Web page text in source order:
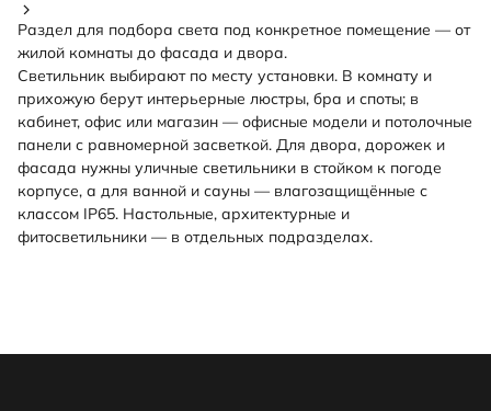
Раздел для подбора света под конкретное помещение — от
жилой комнаты до фасада и двора.
Светильник выбирают по месту установки. В комнату и
прихожую берут интерьерные люстры, бра и споты; в
кабинет, офис или магазин — офисные модели и потолочные
панели с равномерной засветкой. Для двора, дорожек и
фасада нужны уличные светильники в стойком к погоде
корпусе, а для ванной и сауны — влагозащищённые с
классом IP65. Настольные, архитектурные и
фитосветильники — в отдельных подразделах.